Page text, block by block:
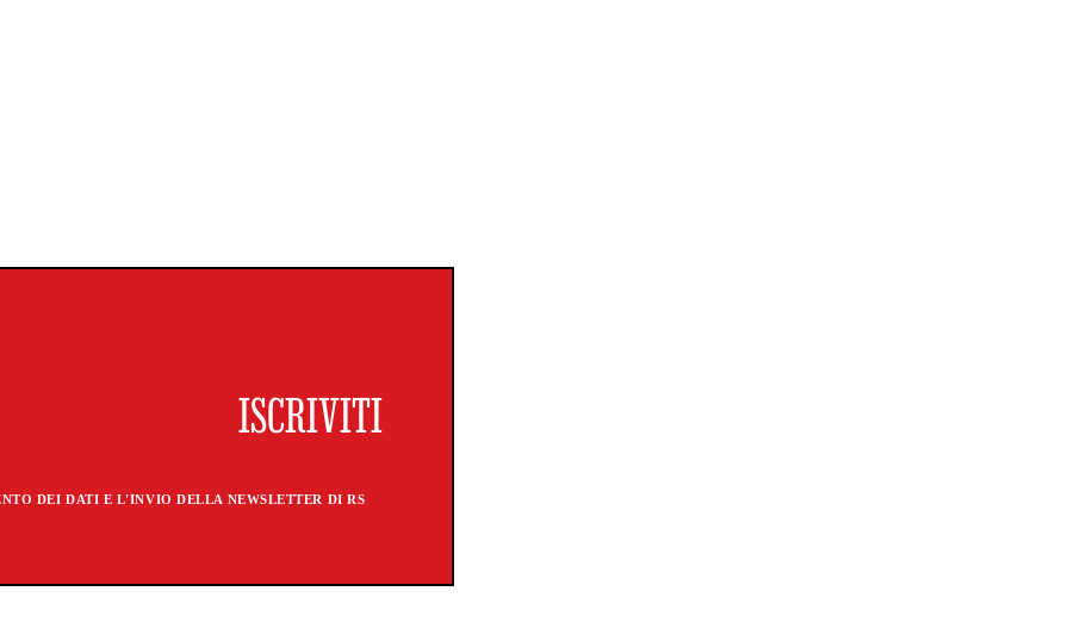
DEI DATI E L'INVIO DELLA NEWSLETTER DI RS